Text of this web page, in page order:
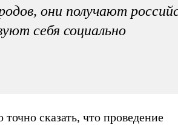
они получают
себя социально
сказать, что проведение